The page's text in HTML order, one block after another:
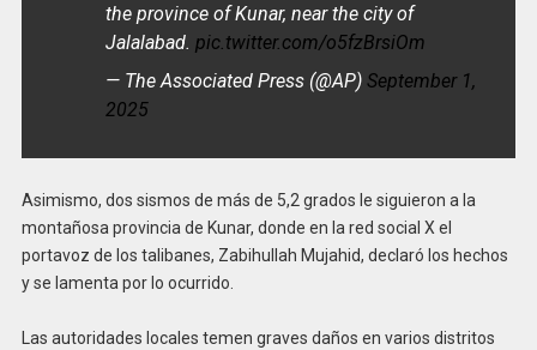
the province of Kunar, near the city of
Jalalabad. pic.twitter.com/o5fzBrsiOm
— The Associated Press (@AP) September 1,
2025
Asimismo, dos sismos de más de 5,2 grados le siguieron a la
montañosa provincia de Kunar, donde en la red social X el
portavoz de los talibanes, Zabihullah Mujahid, declaró los hechos
y se lamenta por lo ocurrido.
Las autoridades locales temen graves daños en varios distritos